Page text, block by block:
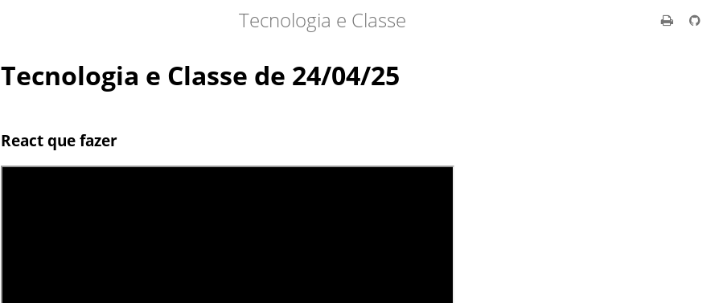
Tecnologia e Classe
Tecnologia e Classe de 24/04/25
React que fazer